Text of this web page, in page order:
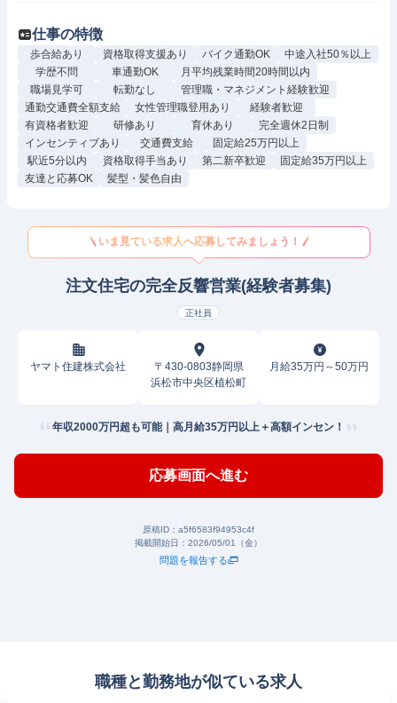
仕事の特徴
歩合給あり 資格取得支援あり バイク通勤OK
中途入社50％以上
学歴不問
車通勤OK
月平均残業時間20時間以内
職場見学可
転勤なし
管理職・マネジメント経験歓迎
通勤交通費全額支給
女性管理職登用あり
経験者歓迎
有資格者歓迎
研修あり 育休あり
完全週休2日制
インセンティブあり
交通費支給
固定給25万円以上
駅近5分以内
資格取得手当あり 第二新卒歓迎
固定給35万円以上
友達と応募OK
髪型・髪色自由
いま見ている求人へ応募してみましょう！
注文住宅の完全反響営業(経験者募集)
正社員
ヤマト住建株式会社
〒430-0803静岡県
浜松市中央区植松町
月給35万円～50万円
年収2000万円超も可能｜高月給35万円以上＋高額インセン！
応募画面へ進む
原稿ID： a5f6583f94953c4f
掲載開始日： 2026/05/01（金）
問題を報告する
職種と勤務地が似ている求人